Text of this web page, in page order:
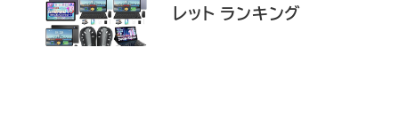
レット ランキング